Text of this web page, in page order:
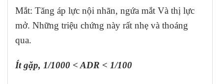
Mắt: Tăng áp lực nội nhãn, ngứa mắt Và thị lực
mở. Những triệu chứng này rất nhẹ và thoáng
qua.
Ít gặp, 1/1000 < ADR < 1/100